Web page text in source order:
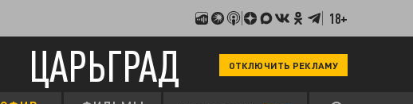
18+
ЦАРЬГРАД ОТКЛЮЧИТЬ РЕКЛАМУ